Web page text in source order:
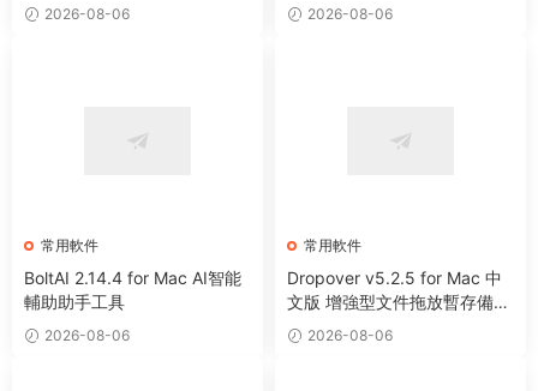
2026-08-06 2026-08-06
常用軟件
BoltAI 2.14.4 for Mac AI智能
輔助助手工具
2026-08-06
常用軟件
Dropover v5.2.5 for Mac 中
文版 增強型文件拖放暫存備用
整理工具
2026-08-06